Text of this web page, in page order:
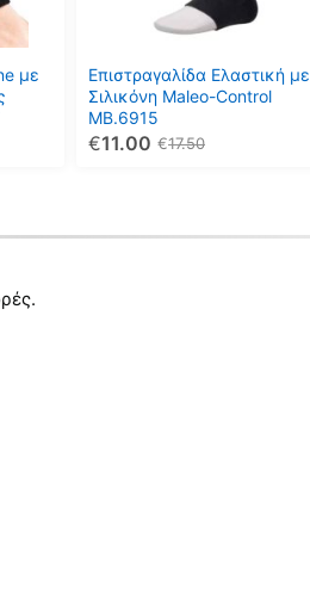
με
Επιστραγαλίδα Ελαστική με
Σιλικόνη Maleo-Control
MB.6915
17.50
€
11.00
€
μπορούν
να
επιλεγούν
στη